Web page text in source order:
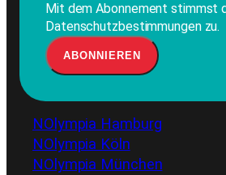
Mit dem Abonnement stimmst
Datenschutzbestimmungen zu.
NOlympia Hamburg
NOlympia Köln
NOlympia München